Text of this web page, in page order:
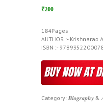
₹200
184Pages
AUTHOR :- Krishnarao
ISBN :- 9789352200078
Category: 𝑩𝒊𝒐𝒈𝒓𝒂𝒑𝒉𝒚 &